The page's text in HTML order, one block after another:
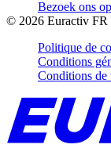
Bezoek ons
© 2026 Euractiv FR
Politique de
Conditions
Conditions de